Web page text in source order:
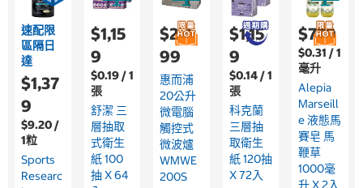
速配限
區隔日
達
$1,37
9
$9.20 /
1粒
Sports
Researc
$1,15
9
$0.19 / 1
張
舒潔 三
層抽取
式衛生
紙 100
抽 X 64
$2,4
99
惠而浦
20公升
微電腦
觸控式
微波爐
WMWE
200S
$1,15
9
$0.14 / 1
張
科克蘭
三層抽
取衛生
紙 120抽
X 72入
$779
$0.31 / 1
毫升
Alepia
Marseill
E 液態馬
賽皂 馬
鞭草
1000毫
升 X 2入